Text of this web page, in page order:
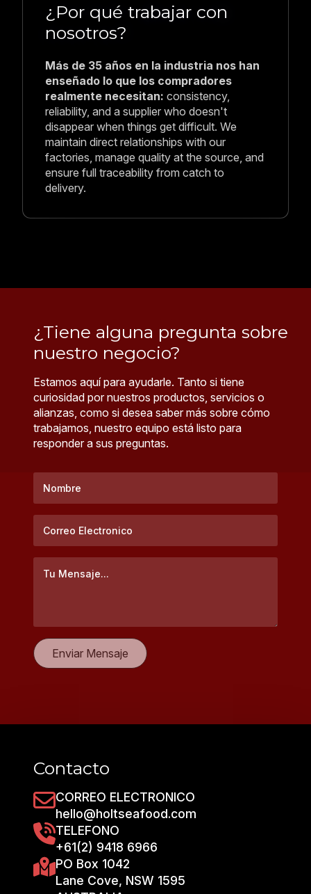
¿Por qué trabajar con
nosotros?
Más de 35 años en la industria nos han
enseñado lo que los compradores
realmente necesitan: consistency,
reliability, and a supplier who doesn't
disappear when things get difficult. We
maintain direct relationships with our
factories, manage quality at the source, and
ensure full traceability from catch to
delivery.
¿Tiene alguna pregunta sobre
nuestro negocio?
Estamos aquí para ayudarle. Tanto si tiene
curiosidad por nuestros productos, servicios o
alianzas, como si desea saber más sobre cómo
trabajamos, nuestro equipo está listo para
responder a sus preguntas.
Nombre
*
Correo
electronico
*
Su
mensaje
Enviar Mensaje
Contacto
CORREO ELECTRONICO
hello@holtseafood.com
TELEFONO
+61(2) 9418 6966
PO Box 1042
Lane Cove, NSW 1595